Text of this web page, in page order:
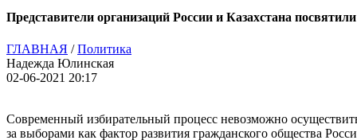
Представители организаций России и Казахстана
ГЛАВНАЯ /Политика
Надежда Юлинская
02-06-2021 20:17
Современный избирательный процесс невозможно
за выборами как фактор развития гражданского общества